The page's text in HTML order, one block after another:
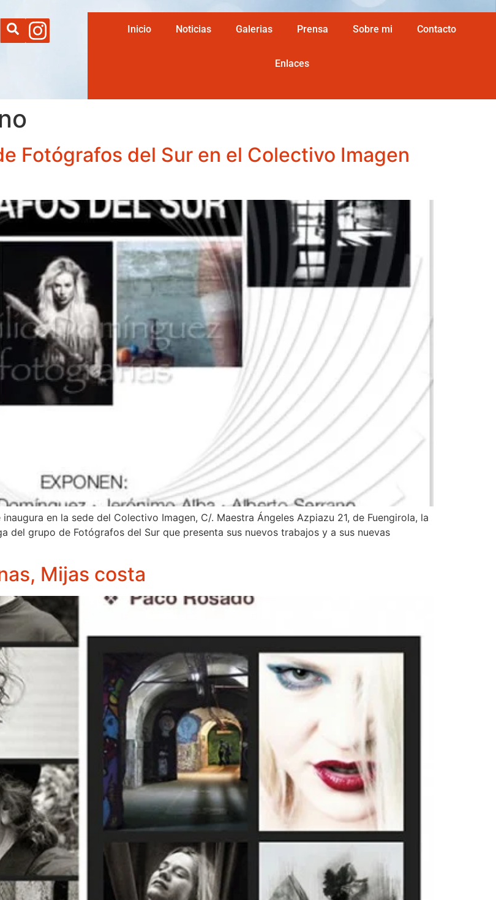
Inicio Noticias Galerias Prensa Sobre mi Contacto
Enlaces
Fotógrafos del Sur en el Colectivo Imagen
en la sede del Colectivo Imagen, C/. Maestra Ángeles Azpiazu 21, de Fuengirola, la
del grupo de Fotógrafos del Sur que presenta sus nuevos trabajos y a sus nuevas
Mijas costa